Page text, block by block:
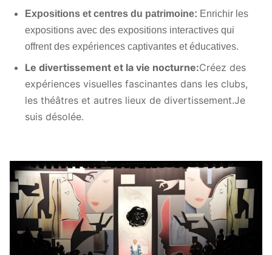
sous pression
Résistance au
chargement ((t/m2)
1.5-2.5T
Lumière 700 à 1000 nuits
Pour les véhicules à
moteur à combustion
propriété intellectuelle
moteur électrique:
Taux de
rafraîchissement
> 3840 Hz
Type d'installation Relèche / pied réglable
Expositions et centres du patrimoine: Enrichir les
expositions avec des expositions interactives qui
offrent des expériences captivantes et éducatives.
Le divertissement et la vie nocturne:Créez des
expériences visuelles fascinantes dans les clubs,
les théâtres et autres lieux de divertissement.Je
suis désolée.